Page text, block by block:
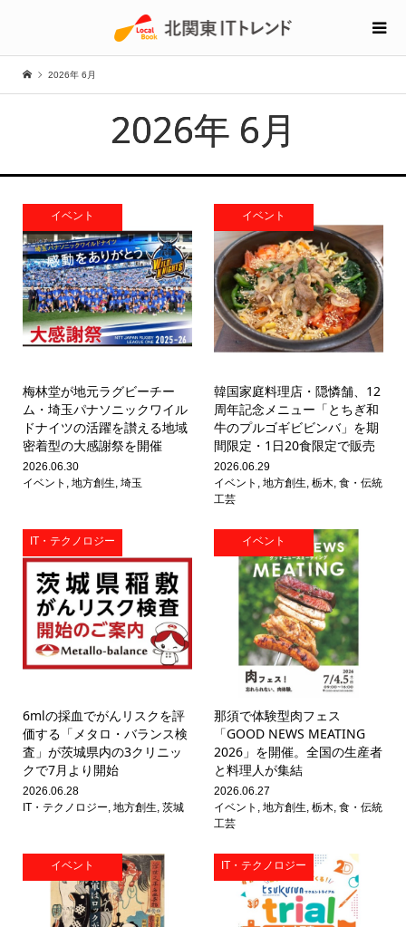
2026年 6月
2026年 6月
イベント
梅林堂が地元ラグビーチー
ム・埼玉パナソニックワイル
ドナイツの活躍を讃える地域
密着型の大感謝祭を開催
2026.06.30
イベント
地方創生 埼玉
イベント
韓国家庭料理店・隠憐舗、12
周年記念メニュー「とちぎ和
牛のプルゴギビビンバ」を期
間限定・1日20食限定で販売
2026.06.29
イベント
,地方創生 ,栃木 ,食・伝統
工芸
IT・テクノロジー
6mlの採血でがんリスクを評
価する「メタロ・バランス検
査」が茨城県内の3クリニッ
クで7月より開始
2026.06.28
IT・テクノロジー, 地方創生, 茨城
イベント
那須で体験型肉フェス
「GOOD NEWS MEATING
2026」を開催。全国の生産者
と料理人が集結
2026.06.27
イベント ,地方創生,栃木,食・伝統
工芸
イベント IT・テクノロジー